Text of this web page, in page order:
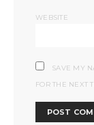
WEBSITE
SAVE MY
FOR THE NEXT